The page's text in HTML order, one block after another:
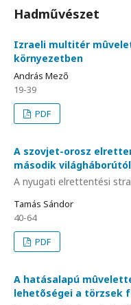
Hadművészet
Izraeli multitér
környezetben
András Mező
19-39
PDF
A szovjet-orosz
második
A nyugati elrettentési
Tamás Sándor
40-64
PDF
A hatásalapú
lehetõségei a törzsek